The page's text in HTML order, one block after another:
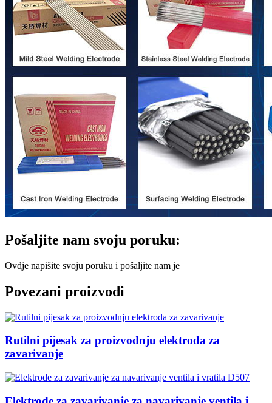
Pošaljite nam svoju poruku:
Ovdje napišite svoju poruku i pošaljite nam je
Povezani proizvodi
Rutilni pijesak za proizvodnju elektroda za
zavarivanje